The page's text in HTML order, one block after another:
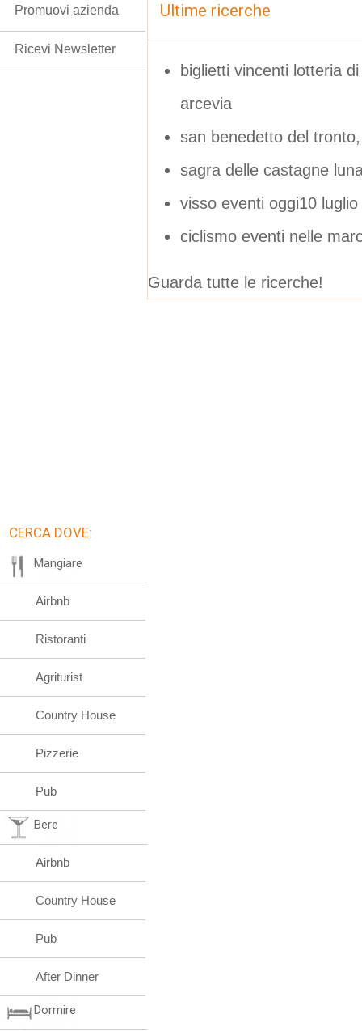
Ultime ricerche
biglietti vincenti lotteria di
arcevia
san benedetto del
sagra delle castagne
visso eventi oggi10
ciclismo eventi nelle
Guarda tutte le ricerche!
Promuovi azienda
Ricevi Newsletter
CERCA DOVE:
Mangiare
Airbnb
Ristoranti
Agriturist
Country House
Pizzerie
Pub
Bere
Airbnb
Country House
Pub
After Dinner
Dormire